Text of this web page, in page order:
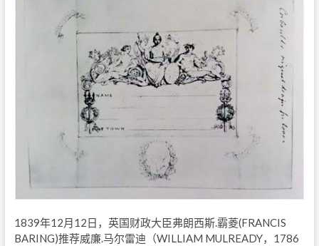
1839年12月12日，英国财政大臣弗朗西斯.霸菱(FRANCIS
BARING)推荐威廉.马尔雷迪（WILLIAM MULREADY，1786